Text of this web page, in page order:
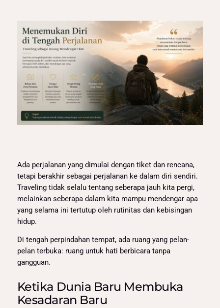
Ada perjalanan yang dimulai dengan tiket dan rencana,
tetapi berakhir sebagai perjalanan ke dalam diri sendiri.
Traveling tidak selalu tentang seberapa jauh kita pergi,
melainkan seberapa dalam kita mampu mendengar apa
yang selama ini tertutup oleh rutinitas dan kebisingan
hidup.
Di tengah perpindahan tempat, ada ruang yang pelan-
pelan terbuka: ruang untuk hati berbicara tanpa
gangguan.
Ketika Dunia Baru Membuka
Kesadaran Baru